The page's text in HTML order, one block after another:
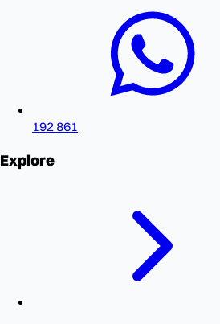
192 861
Explore